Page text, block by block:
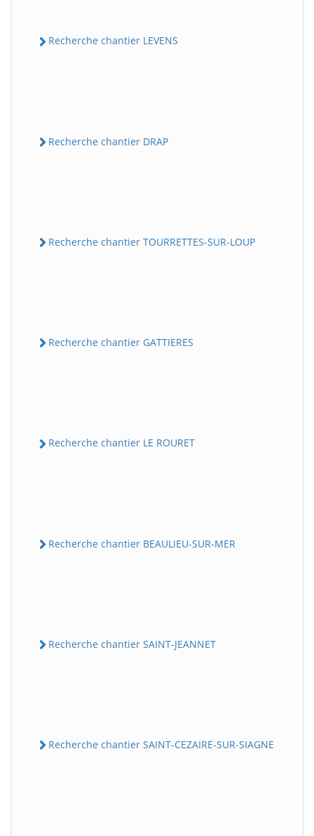
Recherche chantier LEVENS
Recherche chantier DRAP
Recherche chantier TOURRETTES-SUR-LOUP
Recherche chantier GATTIERES
Recherche chantier LE ROURET
Recherche chantier BEAULIEU-SUR-MER
Recherche chantier SAINT-JEANNET
Recherche chantier SAINT-CEZAIRE-SUR-SIAGNE